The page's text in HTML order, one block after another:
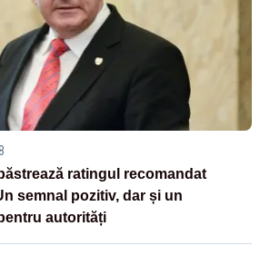
ratingul recomandat
semnal pozitiv, dar și un
autorități